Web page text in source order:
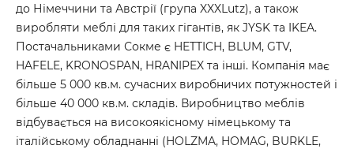
до Німеччини та Австрії (група XXXLutz), а також
виробляти меблі для таких гігантів, як JYSK та IKEA.
Постачальниками Сокме є HETTICH, BLUM, GTV,
HAFELE, KRONOSPAN, HRANIPEX та інші. Компанія має
більше 5 000 кв.м. сучасних виробничих потужностей і
більше 40 000 кв.м. складів. Виробництво меблів
відбувається на високоякісному німецькому та
італійському обладнанні (HOLZMA, HOMAG, BURKLE,